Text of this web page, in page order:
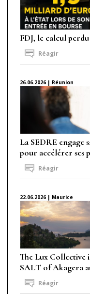
FDJ, le calcul
Réagir
26.06.2026 | Réunion
La SEDRE engage
pour accélérer ses
Réagir
22.06.2026 | Maurice
The Lux Collective
SALT of Akagera
Réagir